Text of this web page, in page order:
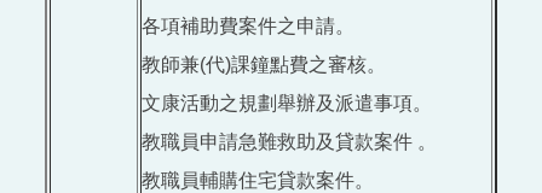
各項補助費案件之申請。
教師兼(代)課鐘點費之審核。
文康活動之規劃舉辦及派遣事項。
教職員申請急難救助及貸款案件 。
教職員輔購住宅貸款案件。